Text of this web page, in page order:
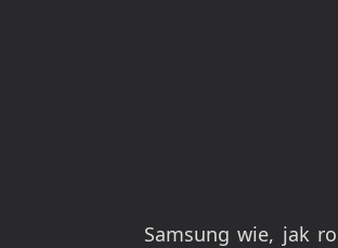
Samsung wie, jak